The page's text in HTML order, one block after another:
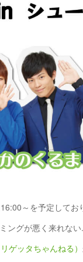
～を予定してお
ングが悪く来れない
ゲッタちゃんねる）